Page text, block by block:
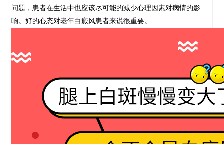
问题，患者在生活中也应该尽可能的减少心理因素对病情的影
响。好的心态对老年白癜风患者来说很重要。